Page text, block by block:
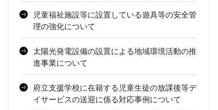
児童福祉施設等に設置している遊具等の安全管
理の強化について
太陽光発電設備の設置による地域環境活動の推
進事業について
府立支援学校に在籍する児童生徒の放課後等デ
イサービスの送迎に係る対応事例について